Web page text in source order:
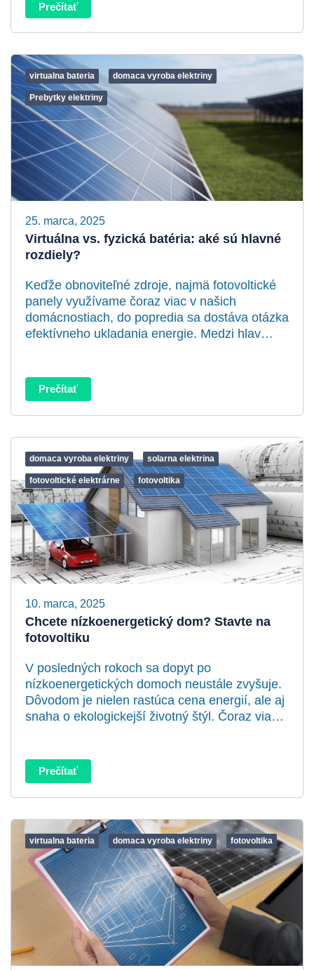
Prečítať
virtualna bateria domaca vyroba elektriny
Prebytky elektriny
25. marca, 2025
Virtuálna vs. fyzická batéria: aké sú hlavné
rozdiely?
Keďže obnoviteľné zdroje, najmä fotovoltické
panely využívame čoraz viac v našich
domácnostiach, do popredia sa dostáva otázka
efektívneho ukladania energie. Medzi hlav…
Prečítať
domaca vyroba elektriny solarna elektrina
fotovoltické elektrárne fotovoltika
10. marca, 2025
Chcete nízkoenergetický dom? Stavte na
fotovoltiku
V posledných rokoch sa dopyt po
nízkoenergetických domoch neustále zvyšuje.
Dôvodom je nielen rastúca cena energií, ale aj
snaha o ekologickejší životný štýl. Čoraz via…
Prečítať
virtualna bateria domaca vyroba elektriny fotovoltika